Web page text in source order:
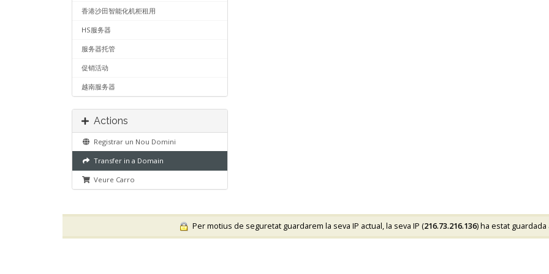
香港沙田智能化机柜租用
HS服务器
服务器托管
促销活动
越南服务器
Actions
Registrar un Nou Domini
Transfer in a Domain
Veure Carro
Per motius de seguretat guardarem la seva IP actual, la seva IP (216.73.216.136) ha estat